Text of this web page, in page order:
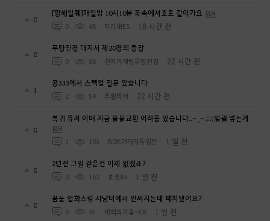
0
[항해일퀘]매일밤 10시10분 꿈속에서호로 같이가요
0 48 미리내ES 18 시간 전
0
무량진경 대지서 제20경의 등장
0 88 천지의재림무량진경 22 시간 전
1
공333에서 스펙업 질문 있습니다
2 59 주황악어 22 시간 전
0
복귀 유저 이며 지금 물물교환 어려움 있습니다..~_~.;;;일괄 넣는게
1 106 ROK대테러특임단 1 일 전
0
2년전 그일 같은건 이제 없겠죠?
0 162 보셈84 1 일 전
0
꿈둠 업화스킬 사냥터에서 안써지는데 패치됐어요?
0 45 새벽의기쁨-KR 1 일 전